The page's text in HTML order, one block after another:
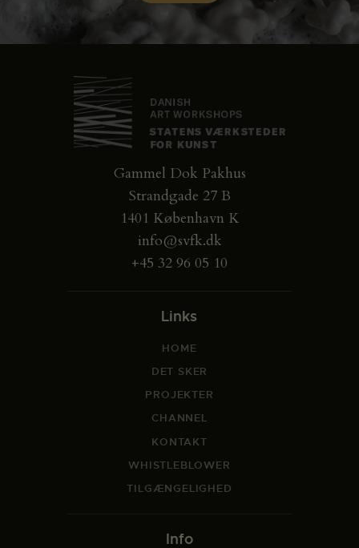
Gammel Dok Pakhus
Strandgade 27 B
1401 København K
info@svfk.dk
+45 32 96 05 10
Links
HOME
DET SKER
PROJEKTER
CHANNEL
KONTAKT
WHISTLEBLOWER
TILGÆNGELIGHED
Info